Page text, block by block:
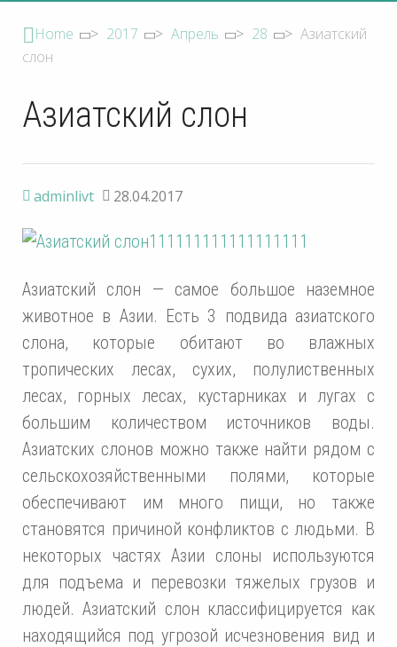
Home > 2017 > Апрель > 28 > Азиатский
слон
Азиатский слон
adminlivt 28.04.2017
Азиатский слон — самое большое наземное
животное в Азии. Есть 3 подвида азиатского
слона, которые обитают во влажных
тропических лесах, сухих, полулиственных
лесах, горных лесах, кустарниках и лугах с
большим количеством источников воды.
Азиатских слонов можно также найти рядом с
сельскохозяйственными полями, которые
обеспечивают им много пищи, но также
становятся причиной конфликтов с людьми. В
некоторых частях Азии слоны используются
для подъема и перевозки тяжелых грузов и
людей. Азиатский слон классифицируется как
находящийся под угрозой исчезновения вид и